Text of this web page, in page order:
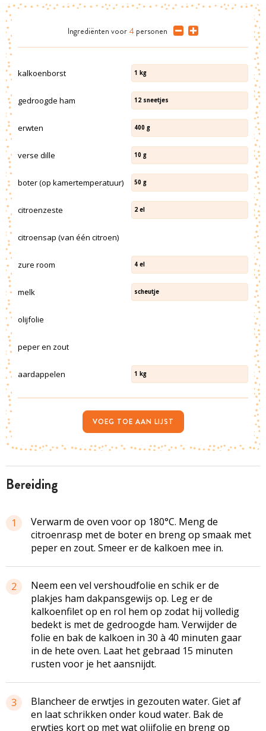
bereiding
1
Verwarm de oven voor op 180°C. Meng de
citroenrasp met de boter en breng op smaak met
peper en zout. Smeer er de kalkoen mee in.
2
Neem een vel vershoudfolie en schik er de
plakjes ham dakpansgewijs op. Leg er de
kalkoenfilet op en rol hem op zodat hij volledig
bedekt is met de gedroogde ham. Verwijder de
folie en bak de kalkoen in 30 à 40 minuten gaar
in de hete oven. Laat het gebraad 15 minuten
rusten voor je het aansnijdt.
3
Blancheer de erwtjes in gezouten water. Giet af
en laat schrikken onder koud water. Bak de
erwtjes kort op met wat olijfolie en breng op
Ingrediënten voor 4 personen
kalkoenborst 1 kg
gedroogde ham 12 sneetjes
erwten 400 g
verse dille 10 g
boter (op kamertemperatuur) 50 g
citroenzeste 2 el
citroensap (van één citroen)
zure room 4 el
melk scheutje
olijfolie
peper en zout
aardappelen 1 kg
VOEG TOE AAN LIJST